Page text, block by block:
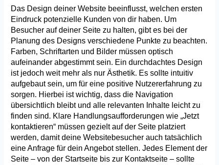
Das Design deiner Website beeinflusst, welchen ersten
Eindruck potenzielle Kunden von dir haben. Um
Besucher auf deiner Seite zu halten, gibt es bei der
Planung des Designs verschiedene Punkte zu beachten.
Farben, Schriftarten und Bilder müssen optisch
aufeinander abgestimmt sein. Ein durchdachtes Design
ist jedoch weit mehr als nur Ästhetik. Es sollte intuitiv
aufgebaut sein, um für eine positive Nutzererfahrung zu
sorgen. Hierbei ist wichtig, dass die Navigation
übersichtlich bleibt und alle relevanten Inhalte leicht zu
finden sind. Klare Handlungsaufforderungen wie „Jetzt
kontaktieren“ müssen gezielt auf der Seite platziert
werden, damit deine Websitebesucher auch tatsächlich
eine Anfrage für dein Angebot stellen. Jedes Element der
Seite – von der Startseite bis zur Kontaktseite – sollte